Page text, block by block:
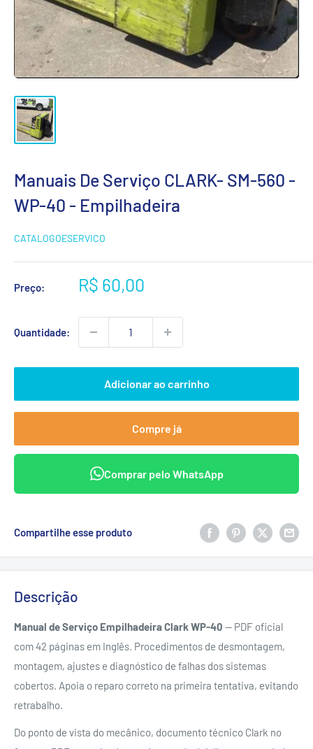
Manuais De Serviço CLARK- SM-560 -
WP-40 - Empilhadeira
CATALOGOESERVICO
Preço:
Preço
R$ 60,00
Quantidade:
Adicionar ao carrinho
Compre já
Comprar pelo WhatsApp
Compartilhe esse produto
Descrição
Manual de Serviço Empilhadeira Clark WP-40 — PDF oficial
com 42 páginas em Inglês. Procedimentos de desmontagem,
montagem, ajustes e diagnóstico de falhas dos sistemas
cobertos. Apoia o reparo correto na primeira tentativa, evitando
retrabalho.
Do ponto de vista do mecânico, documento técnico Clark no